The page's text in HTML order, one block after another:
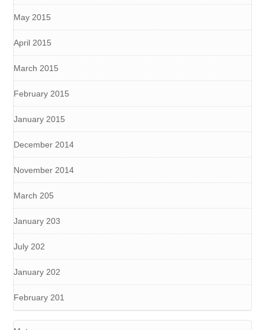
May 2015
April 2015
March 2015
February 2015
January 2015
December 2014
November 2014
March 205
January 203
July 202
January 202
February 201